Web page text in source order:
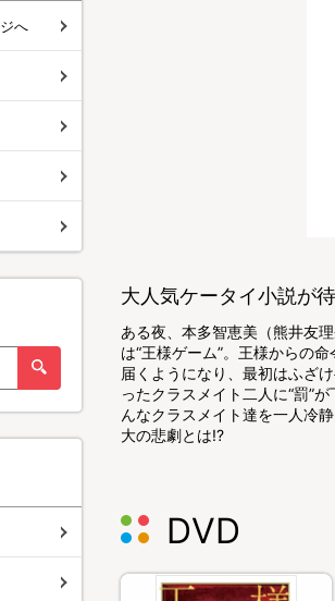
大人気ケータイ小説が
ある夜、本多智恵美（熊井友
は“王様ゲーム”。王様からの
届くようになり、最初はふざ
ったクラスメイト二人に“罰”
んなクラスメイト達を一人冷
大の悲劇とは!?
DVD
へ